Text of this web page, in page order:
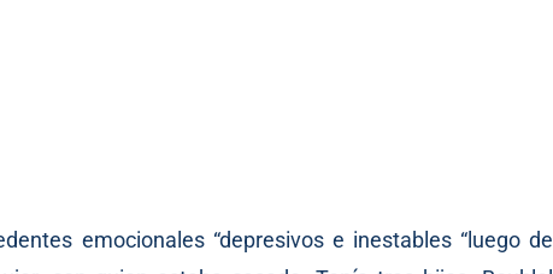
emocionales “depresivos e inestables “luego de